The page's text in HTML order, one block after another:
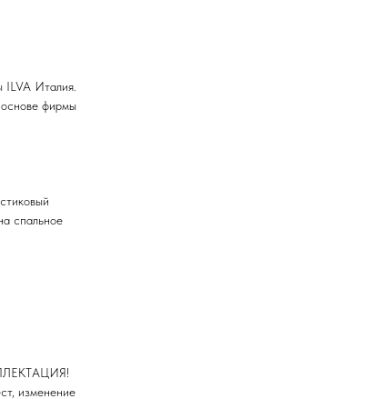
Италия.
основе фирмы
спальное
изменение